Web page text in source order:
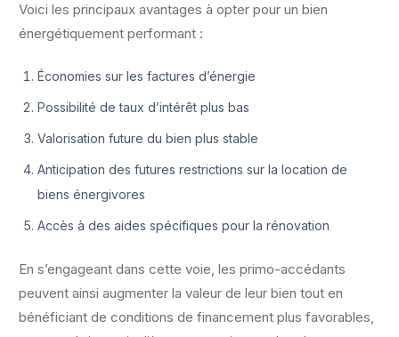
Voici les principaux avantages à opter pour un bien
énergétiquement performant :
Économies sur les factures d’énergie
Possibilité de taux d’intérêt plus bas
Valorisation future du bien plus stable
Anticipation des futures restrictions sur la location de
biens énergivores
Accès à des aides spécifiques pour la rénovation
En s’engageant dans cette voie, les primo-accédants
peuvent ainsi augmenter la valeur de leur bien tout en
bénéficiant de conditions de financement plus favorables,